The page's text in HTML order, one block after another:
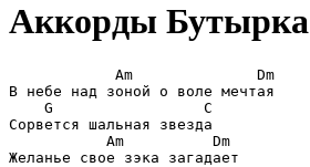
Аккорды Бутырка
В небе над зоной о воле мечтая
    G                 C
Сорвется шальная звезда
           Am          Dm
Желанье свое зэка загадает